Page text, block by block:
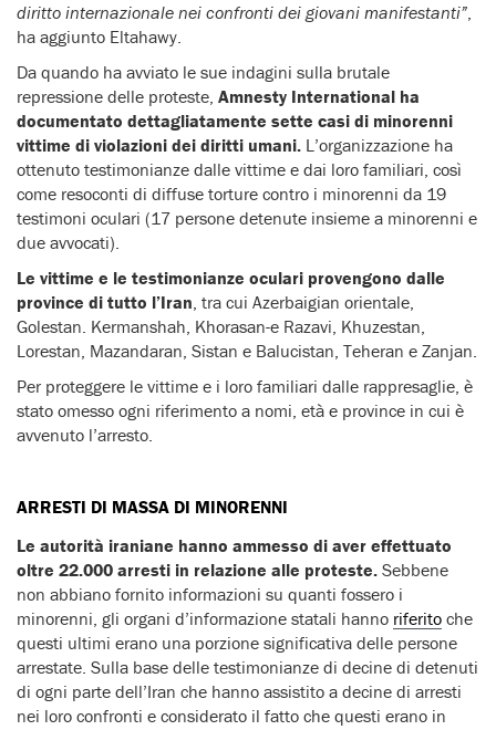
diritto internazionale nei confronti dei giovani manifestanti”,
ha aggiunto Eltahawy.
Da quando ha avviato le sue indagini sulla brutale
repressione delle proteste, Amnesty International ha
documentato dettagliatamente sette casi di minorenni
vittime di violazioni dei diritti umani. L’organizzazione ha
ottenuto testimonianze dalle vittime e dai loro familiari, così
come resoconti di diffuse torture contro i minorenni da 19
testimoni oculari (17 persone detenute insieme a minorenni e
due avvocati).
Le vittime e le testimonianze oculari provengono dalle
province di tutto l’Iran, tra cui Azerbaigian orientale,
Golestan. Kermanshah, Khorasan-e Razavi, Khuzestan,
Lorestan, Mazandaran, Sistan e Balucistan, Teheran e Zanjan.
Per proteggere le vittime e i loro familiari dalle rappresaglie, è
stato omesso ogni riferimento a nomi, età e province in cui è
avvenuto l’arresto.
ARRESTI DI MASSA DI MINORENNI
Le autorità iraniane hanno ammesso di aver effettuato
oltre 22.000 arresti in relazione alle proteste. Sebbene
non abbiano fornito informazioni su quanti fossero i
minorenni, gli organi d’informazione statali hanno riferito che
questi ultimi erano una porzione significativa delle persone
arrestate. Sulla base delle testimonianze di decine di detenuti
di ogni parte dell’Iran che hanno assistito a decine di arresti
nei loro confronti e considerato il fatto che questi erano in